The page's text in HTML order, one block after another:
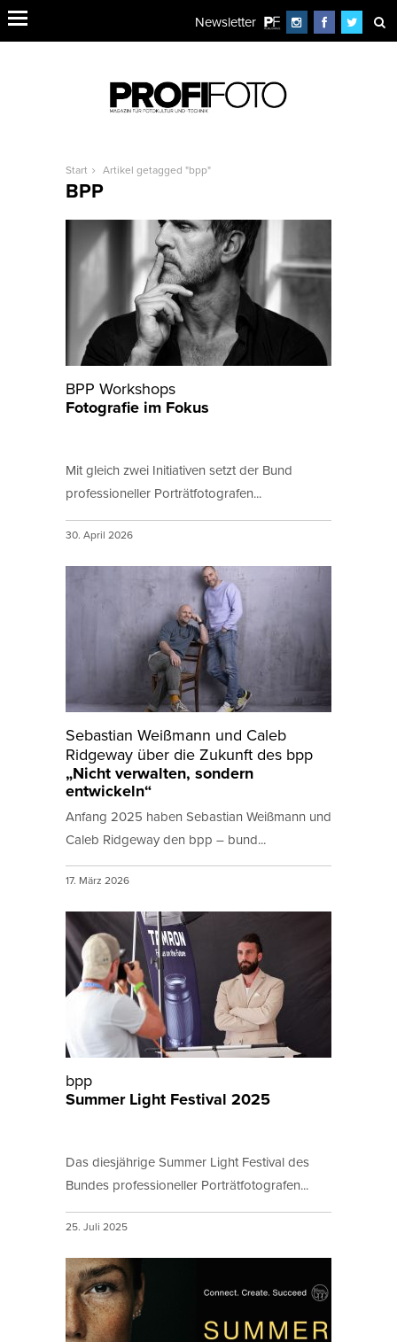
Newsletter
Start Artikel getagged "bpp"
BPP
BPP Workshops
Fotografie im Fokus
Mit gleich zwei Initiativen setzt der Bund
professioneller Porträtfotografen...
30. April 2026
Sebastian Weißmann und Caleb
Ridgeway über die Zukunft des bpp
„Nicht verwalten, sondern
entwickeln“
Anfang 2025 haben Sebastian Weißmann und
Caleb Ridgeway den bpp – bund...
17. März 2026
bpp
Summer Light Festival 2025
Das diesjährige Summer Light Festival des
Bundes professioneller Porträtfotografen...
25. Juli 2025